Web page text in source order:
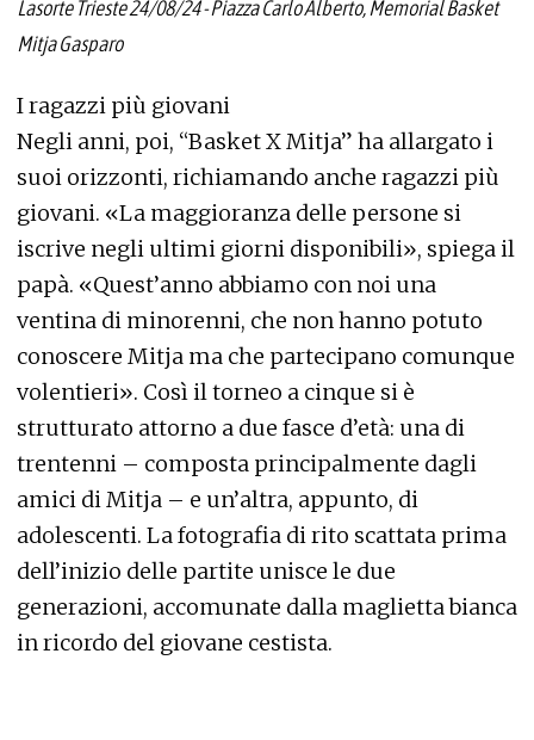
Lasorte Trieste 24/08/24 - Piazza Carlo Alberto, Memorial Basket
Mitja Gasparo
I ragazzi più giovani
Negli anni, poi, “Basket X Mitja” ha allargato i
suoi orizzonti, richiamando anche ragazzi più
giovani. «La maggioranza delle persone si
iscrive negli ultimi giorni disponibili», spiega il
papà. «Quest’anno abbiamo con noi una
ventina di minorenni, che non hanno potuto
conoscere Mitja ma che partecipano comunque
volentieri». Così il torneo a cinque si è
strutturato attorno a due fasce d’età: una di
trentenni – composta principalmente dagli
amici di Mitja – e un’altra, appunto, di
adolescenti. La fotografia di rito scattata prima
dell’inizio delle partite unisce le due
generazioni, accomunate dalla maglietta bianca
in ricordo del giovane cestista.